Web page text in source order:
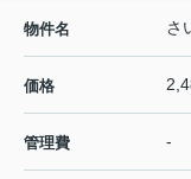
物件名 さ
価格
管理費 -